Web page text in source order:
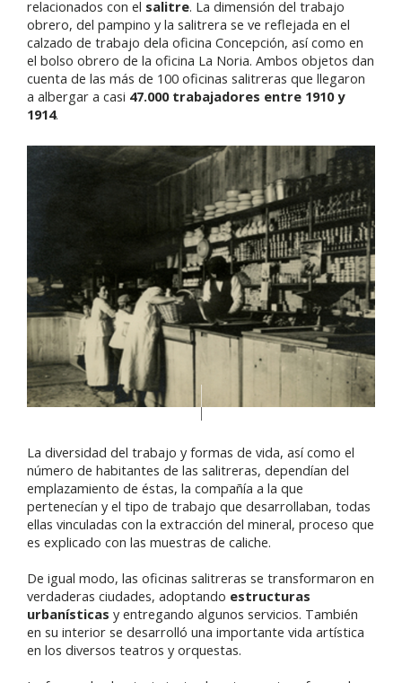
relacionados con el salitre. La dimensión del trabajo
obrero, del pampino y la salitrera se ve reflejada en el
calzado de trabajo dela oficina Concepción, así como en
el bolso obrero de la oficina La Noria. Ambos objetos dan
cuenta de las más de 100 oficinas salitreras que llegaron
a albergar a casi 47.000 trabajadores entre 1910 y
1914.
La diversidad del trabajo y formas de vida, así como el
número de habitantes de las salitreras, dependían del
emplazamiento de éstas, la compañía a la que
pertenecían y el tipo de trabajo que desarrollaban, todas
ellas vinculadas con la extracción del mineral, proceso que
es explicado con las muestras de caliche.
De igual modo, las oficinas salitreras se transformaron en
verdaderas ciudades, adoptando estructuras
urbanísticas y entregando algunos servicios. También
en su interior se desarrolló una importante vida artística
en los diversos teatros y orquestas.